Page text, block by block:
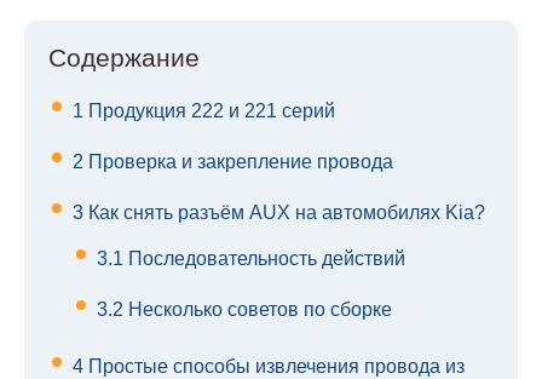
Содержание
1 Продукция 222 и 221 серий
2 Проверка и закрепление провода
3 Как снять разъём AUX на автомобилях Kia?
3.1 Последовательность действий
3.2 Несколько советов по сборке
4 Простые способы извлечения провода из